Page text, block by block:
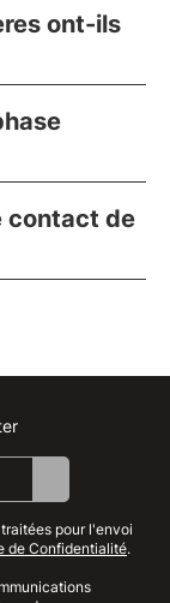
ont-ils
contact de
pour l'envoi
de Confidentialité.